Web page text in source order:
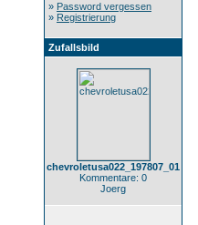
» Password vergessen
» Registrierung
Zufallsbild
chevroletusa022_197807_01
Kommentare: 0
Joerg